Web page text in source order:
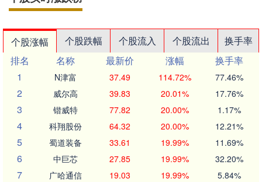
个股涨幅 个股跌幅 个股流入 个股流出
换手率
排名
名称 最新价 涨幅
换手率
1
N津富 37.49 114.72% 77.46%
2 威尔高 39.83 20.01% 17.76%
3 锴威特 77.82 20.00% 1.17%
4 科翔股份 64.32 20.00% 12.21%
5 蜀道装备 33.61 19.99% 11.69%
6 中巨芯 27.85 19.99% 32.20%
7 广哈通信 19.03 19.99% 5.84%